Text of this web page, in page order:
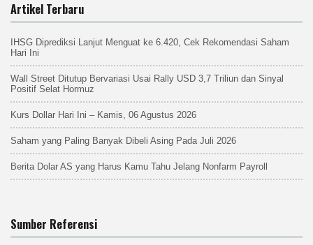
Artikel Terbaru
IHSG Diprediksi Lanjut Menguat ke 6.420, Cek Rekomendasi Saham
Hari Ini
Wall Street Ditutup Bervariasi Usai Rally USD 3,7 Triliun dan Sinyal
Positif Selat Hormuz
Kurs Dollar Hari Ini – Kamis, 06 Agustus 2026
Saham yang Paling Banyak Dibeli Asing Pada Juli 2026
Berita Dolar AS yang Harus Kamu Tahu Jelang Nonfarm Payroll
Sumber Referensi